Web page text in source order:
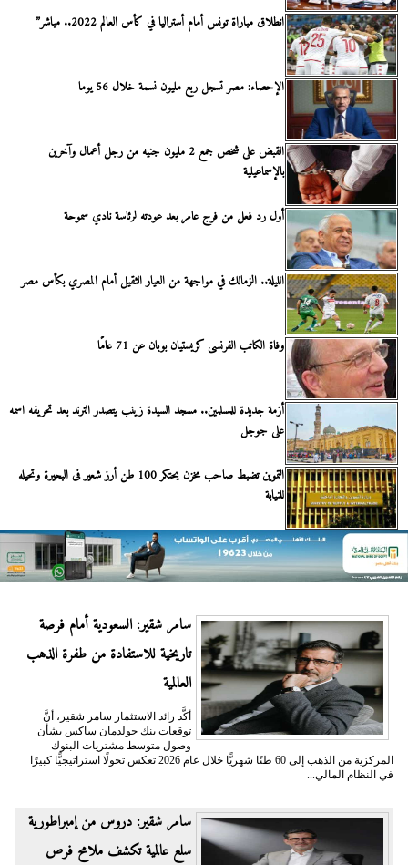
انطلاق مباراة تونس أمام أستراليا في كأس العالم 2022.. مباشر”
الإحصاء: مصر تسجل ربع مليون نسمة خلال 56 يوما
القبض على شخص جمع 2 مليون جنيه من رجل أعمال وآخرين
بالإسماعيلية
أول رد فعل من فرج عامر بعد عودته لرئاسة نادي سموحة
الليلة.. الزمالك في مواجهة من العيار الثقيل أمام المصري بكأس مصر
وفاة الكاتب الفرنسى كريستيان بوبان عن 71 عامًا
أزمة جديدة للمسلمين.. مسجد السيدة زينب يتصدر الترند بعد تحريفه اسمه
على جوجل
التموين تضبط صاحب مخزن يحتكر 100 طن أرز شعير فى البحيرة وتحيله
للنيابة
سامر شقير: السعودية أمام فرصة
تاريخية للاستفادة من طفرة الذهب
العالمية
أكَّد رائد الاستثمار سامر شقير، أنَّ
توقعات بنك جولدمان ساكس بشأن
وصول متوسط مشتريات البنوك
المركزية من الذهب إلى 60 طنًا شهريًّا خلال عام 2026 تعكس تحولًا استراتيجيًّا كبيرًا
في النظام المالي...
سامر شقير: دروس من إمبراطورية
سلع عالمية تكشف ملامح فرص